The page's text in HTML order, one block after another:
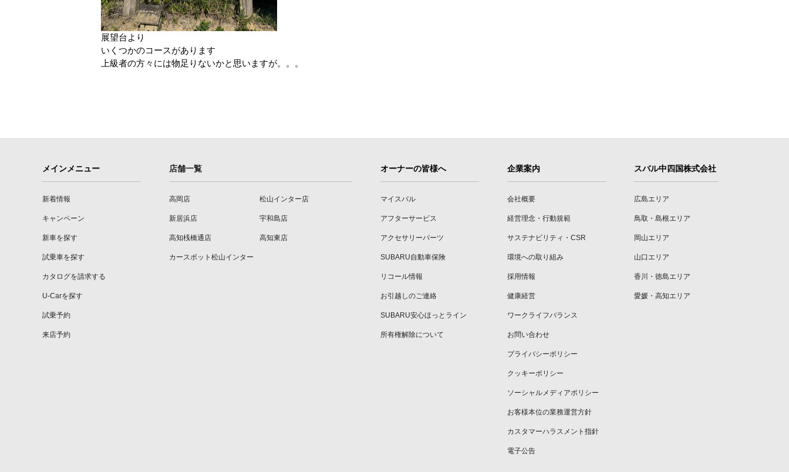
展望台より
いくつかのコースがあります
上級者の方々には物足りないかと思いますが。。。
メインメニュー
新着情報
キャンペーン
新車を探す
試乗車を探す
カタログを請求する
U-Carを探す
試乗予約
来店予約
店舗一覧
高岡店 松山インター店
新居浜店 宇和島店
高知桟橋通店 高知東店
カースポット松山インター
オーナーの皆様へ
マイスバル
アフターサービス
アクセサリーパーツ
SUBARU自動車保険
リコール情報
お引越しのご連絡
SUBARU安心ほっとライン
所有権解除について
企業案内
会社概要
経営理念・行動規範
サステナビリティ・CSR
環境への取り組み
採用情報
健康経営
ワークライフバランス
お問い合わせ
プライバシーポリシー
クッキーポリシー
ソーシャルメディアポリシー
お客様本位の業務運営方針
カスタマーハラスメント指針
電子公告
スバル中四国株式会社
広島エリア
鳥取・島根エリア
岡山エリア
山口エリア
香川・徳島エリア
愛媛・高知エリア